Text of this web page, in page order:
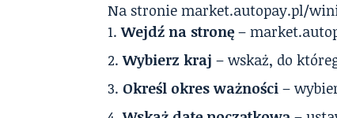
Na stronie market.autopay.pl/
Wejdź na stronę –
Wybierz kraj – wskaż, do
Określ okres ważności –